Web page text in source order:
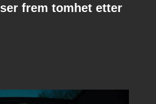
frem tomhet etter